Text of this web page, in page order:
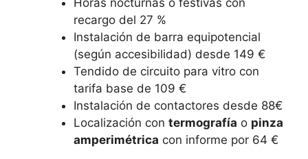
Horas nocturnas o festivas con
recargo del 27 %
Instalación de barra equipotencial
(según accesibilidad) desde 149 €
Tendido de circuito para vitro con
tarifa base de 109 €
Instalación de contactores desde 88€
Localización con termografía o pinza
amperimétrica con informe por 64 €